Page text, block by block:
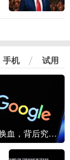
手机 试用
谷歌AI大换血，背后究竟发生了什么？